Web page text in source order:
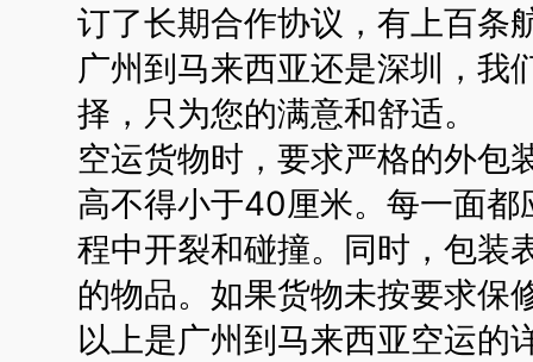
订了长期合作协议，有上百条
广州到马来西亚还是深圳，我
择，只为您的满意和舒适。
空运货物时，要求严格的外包
高不得小于40厘米。每一面
程中开裂和碰撞。同时，包装
的物品。如果货物未按要求保
以上是广州到马来西亚空运的